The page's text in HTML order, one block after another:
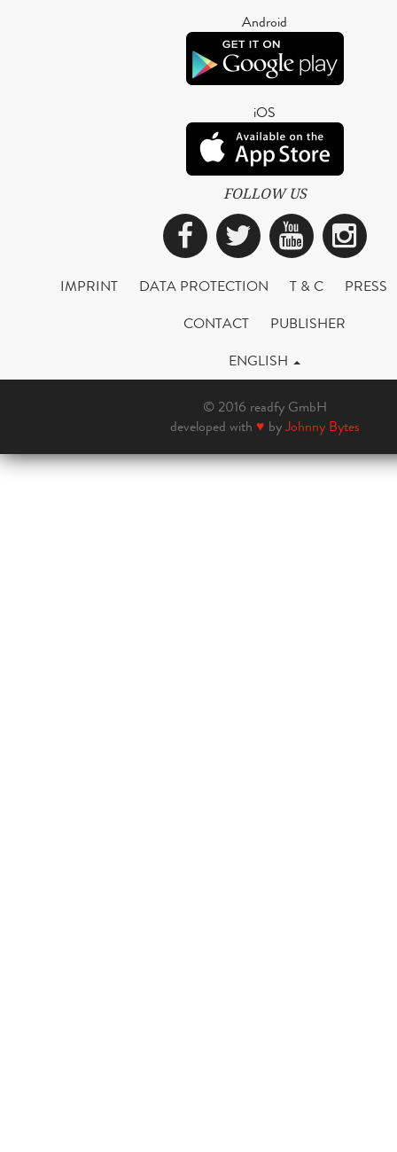
Android
iOS
FOLLOW US
Facebook
Twitter
IMPRINT DATA PROTECTION T & C
PRESS
CONTACT
PUBLISHER
ENGLISH
© 2016 readfy GmbH
developed with ♥ byJohnny Bytes